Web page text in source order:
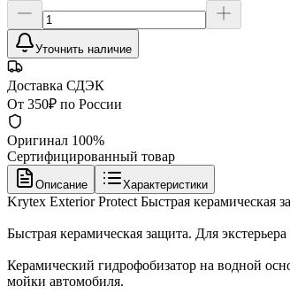
Уточнить наличие
Доставка СДЭК
От 350₽ по России
Оригинал 100%
Сертифицированный товар
Описание Характеристики
Krytex Exterior Protect Быстрая керамическая
Быстрая керамическая защита. Для
Керамический гидрофобизатор на водной
мойки автомобиля.